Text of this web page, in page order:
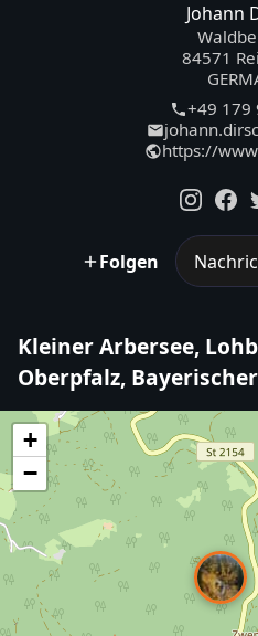
Johann
84571
+49 179
https://
Folgen
Kleiner Arbersee,
Oberpfalz,
+
−